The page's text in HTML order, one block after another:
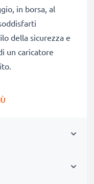
in borsa, al
della sicurezza e
un caricatore
che fa bene